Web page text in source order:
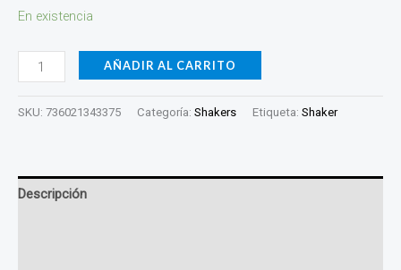
En existencia
AÑADIR AL CARRITO
SKU: 736021343375 Categoría: Shakers Etiqueta: Shaker
Descripción